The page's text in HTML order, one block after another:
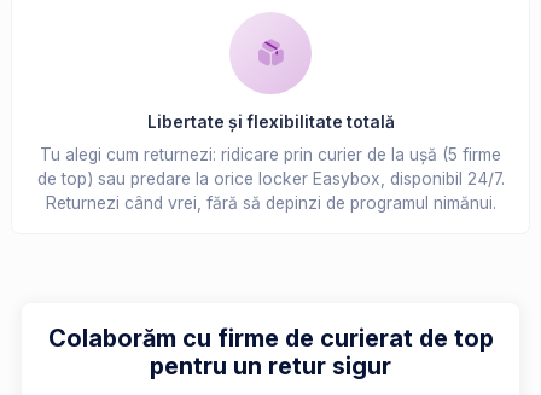
Libertate și flexibilitate totală
Tu alegi cum returnezi: ridicare prin curier de la ușă (5 firme
de top) sau predare la orice locker Easybox, disponibil 24/7.
Returnezi când vrei, fără să depinzi de programul nimănui.
Colaborăm cu firme de curierat de top
pentru un retur sigur